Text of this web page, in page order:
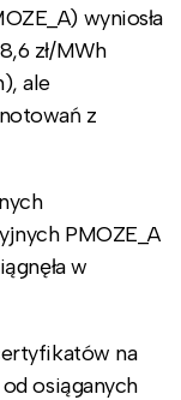
wyniosła
zł/MWh
ale
z
PMOZE_A
w
na
osiąganych